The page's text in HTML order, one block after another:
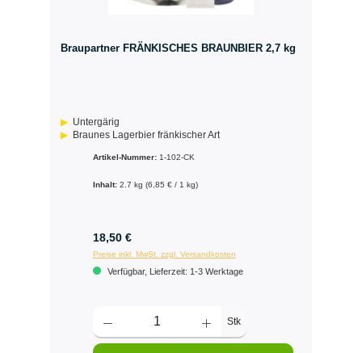
Braupartner FRÄNKISCHES BRAUNBIER 2,7 kg
Untergärig
Braunes Lagerbier fränkischer Art
Artikel-Nummer: 1-102-CK
Inhalt: 2.7 kg (6,85 € / 1 kg)
18,50 €
Preise inkl. MwSt. zzgl. Versandkosten
Verfügbar, Lieferzeit: 1-3 Werktage
Stk